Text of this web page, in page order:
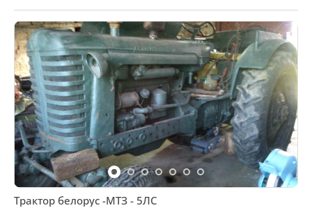
Трактор белорус -МТЗ - 5ЛС